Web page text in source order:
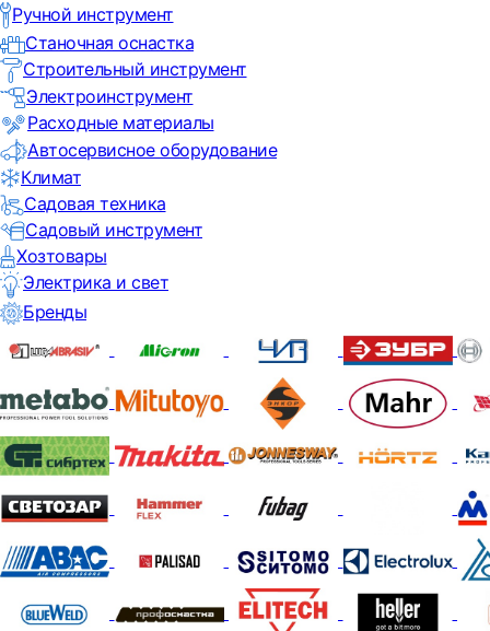
Ручной инструмент
Станочная оснастка
Строительный инструмент
Электроинструмент
Расходные материалы
Автосервисное оборудование
Климат
Садовая техника
Садовый инструмент
Хозтовары
Электрика и свет
Бренды